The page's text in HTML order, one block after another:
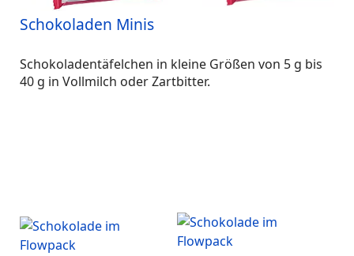
Schokoladen Minis
Schokoladentäfelchen in kleine Größen von 5 g bis
40 g in Vollmilch oder Zartbitter.